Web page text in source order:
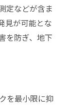
定などが含ま
見が可能とな
を防ぎ、地下
を最小限に抑